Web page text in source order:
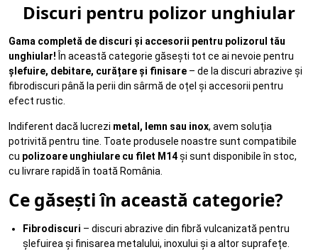
Discuri pentru polizor unghiular
Gama completă de discuri și accesorii pentru polizorul tău
unghiular! În această categorie găsești tot ce ai nevoie pentru
șlefuire, debitare, curățare și finisare – de la discuri abrazive și
fibrodiscuri până la perii din sârmă de oțel și accesorii pentru
efect rustic.
Indiferent dacă lucrezi metal, lemn sau inox, avem soluția
potrivită pentru tine. Toate produsele noastre sunt compatibile
cu polizoare unghiulare cu filet M14și sunt disponibile în stoc,
cu livrare rapidă în toată România.
Ce găsești în această categorie?
Fibrodiscuri – discuri abrazive din fibră vulcanizată pentru
șlefuirea și finisarea metalului, inoxului și a altor suprafețe.